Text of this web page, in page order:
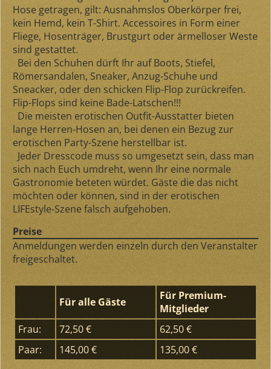
Hose getragen, gilt: Ausnahmslos Oberkörper frei,
kein Hemd, kein T-Shirt. Accessoires in Form einer
Fliege, Hosenträger, Brustgurt oder ärmelloser Weste
sind gestattet.
Bei den Schuhen dürft Ihr auf Boots, Stiefel,
Römersandalen, Sneaker, Anzug-Schuhe und
Sneacker, oder den schicken Flip-Flop zurückreifen.
Flip-Flops sind keine Bade-Latschen!!!
Die meisten erotischen Outfit-Ausstatter bieten
lange Herren-Hosen an, bei denen ein Bezug zur
erotischen Party-Szene herstellbar ist.
Jeder Dresscode muss so umgesetzt sein, dass man
sich nach Euch umdreht, wenn Ihr eine normale
Gastronomie beteten würdet. Gäste die das nicht
möchten oder können, sind in der erotischen
LIFEstyle-Szene falsch aufgehoben.
Preise
Anmeldungen werden einzeln durch den Veranstalter
freigeschaltet.
Für alle Gäste
Für Premium-
Mitglieder
Frau:
72,50 €
62,50 €
Paar:
145,00 €
135,00 €